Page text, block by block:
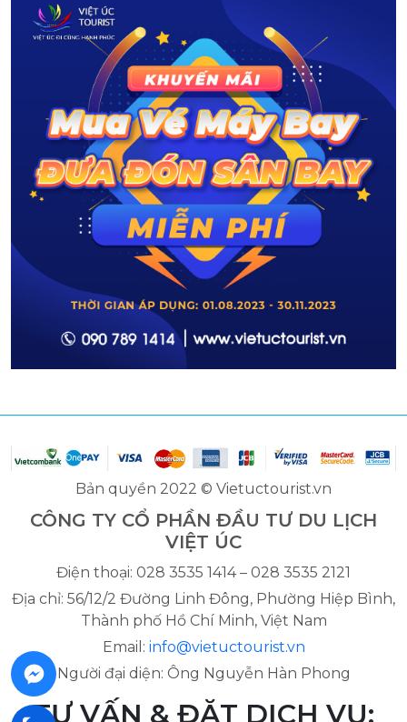
Bản quyền 2022 © Vietuctourist.vn
CÔNG TY CỔ PHẦN ĐẦU TƯ DU LỊCH
VIỆT ÚC
Điện thoại: 028 3535 1414 – 028 3535 2121
Địa chỉ: 56/12/2 Đường Linh Đông, Phường Hiệp Bình,
Thành phố Hồ Chí Minh, Việt Nam
Email: info@vietuctourist.vn
Người đại diện: Ông Nguyễn Hàn Phong
TƯ VẤN & ĐẶT DỊCH VỤ: